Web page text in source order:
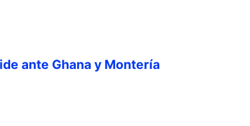
ante Ghana y Montería